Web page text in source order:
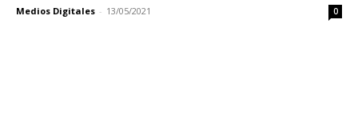
Medios Digitales - 13/05/2021 0